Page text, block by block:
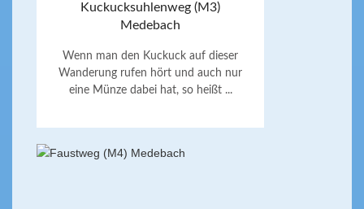
Kuckucksuhlenweg (M3)
Medebach
Wenn man den Kuckuck auf dieser
Wanderung rufen hört und auch nur
eine Münze dabei hat, so heißt ...